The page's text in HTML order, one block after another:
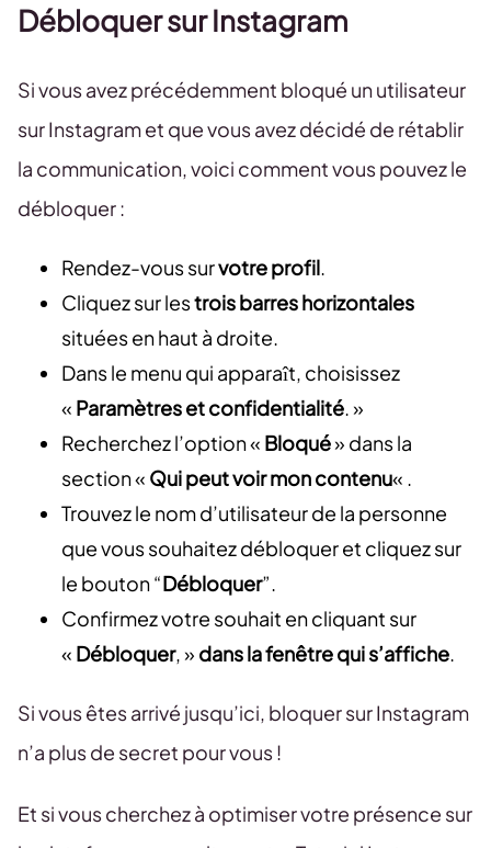
Débloquer sur Instagram
Si vous avez précédemment bloqué un utilisateur
sur Instagram et que vous avez décidé de rétablir
la communication, voici comment vous pouvez le
débloquer :
Rendez-vous survotre profil.
Cliquez sur lestrois barres horizontales
situées en haut à droite.
Dans le menu qui apparaît, choisissez
« Paramètres et confidentialité. »
Recherchez l’option « Bloqué» dans la
section « Qui peut voir mon contenu« .
Trouvez le nom d’utilisateur de la personne
que vous souhaitez débloquer et cliquez sur
le bouton “Débloquer”.
Confirmez votre souhait en cliquant sur
« Débloquer, » dans la fenêtre qui s’affiche.
Si vous êtes arrivé jusqu’ici, bloquer sur Instagram
n’a plus de secret pour vous !
Et si vous cherchez à optimiser votre présence sur